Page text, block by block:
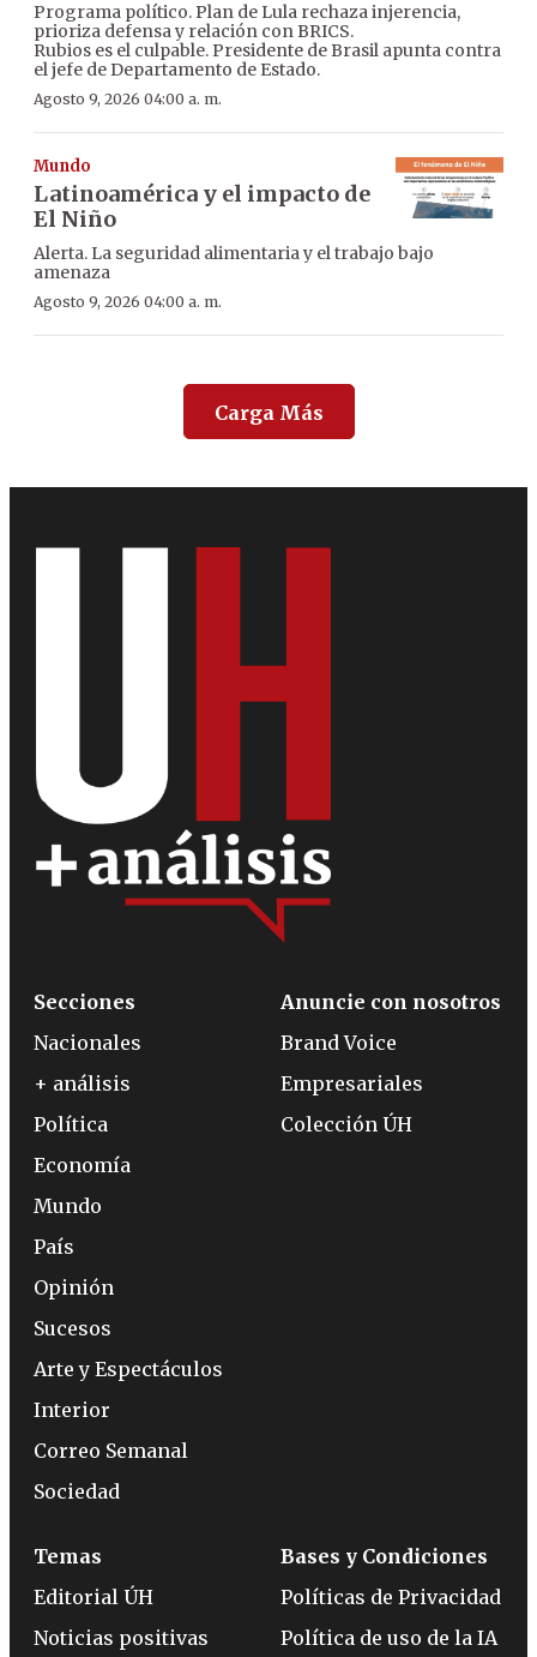
Programa político. Plan de Lula rechaza injerencia,
prioriza defensa y relación con BRICS.
Rubios es el culpable. Presidente de Brasil apunta contra
el jefe de Departamento de Estado.
Agosto 9, 2026 04:00 a. m.
Mundo
Latinoamérica y el impacto de
El Niño
Alerta. La seguridad alimentaria y el trabajo bajo
amenaza
Agosto 9, 2026 04:00 a. m.
Carga Más
Secciones
Nacionales
+ análisis
Política
Economía
Mundo
País
Opinión
Sucesos
Arte y Espectáculos
Interior
Correo Semanal
Sociedad
Anuncie con nosotros
Brand Voice
Empresariales
Colección ÚH
Temas
Editorial ÚH
Noticias positivas
Bases y Condiciones
Políticas de Privacidad
Política de uso de la IA